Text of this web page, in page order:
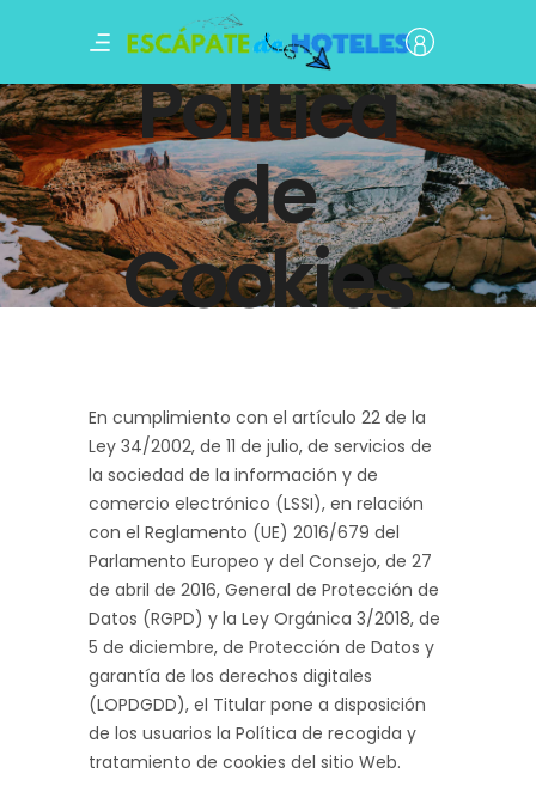
Política
de
Cookies
En cumplimiento con el artículo 22 de la
Ley 34/2002, de 11 de julio, de servicios de
la sociedad de la información y de
comercio electrónico (LSSI), en relación
con el Reglamento (UE) 2016/679 del
Parlamento Europeo y del Consejo, de 27
de abril de 2016, General de Protección de
Datos (RGPD) y la Ley Orgánica 3/2018, de
5 de diciembre, de Protección de Datos y
garantía de los derechos digitales
(LOPDGDD), el Titular pone a disposición
de los usuarios la Política de recogida y
tratamiento de cookies del sitio Web.